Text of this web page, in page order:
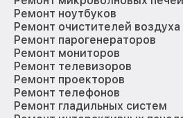
Ремонт ноутбуков
Ремонт очистителей воздуха
Ремонт парогенераторов
Ремонт мониторов
Ремонт телевизоров
Ремонт проекторов
Ремонт телефонов
Ремонт гладильных систем